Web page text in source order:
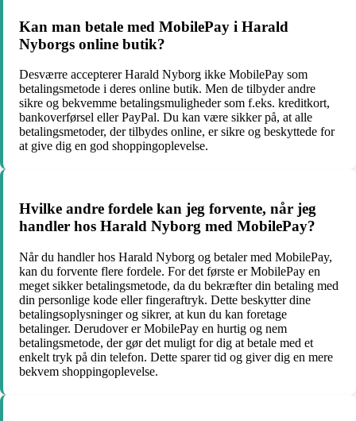
Kan man betale med MobilePay i Harald
Nyborgs online butik?
Desværre accepterer Harald Nyborg ikke MobilePay som
betalingsmetode i deres online butik. Men de tilbyder andre
sikre og bekvemme betalingsmuligheder som f.eks. kreditkort,
bankoverførsel eller PayPal. Du kan være sikker på, at alle
betalingsmetoder, der tilbydes online, er sikre og beskyttede for
at give dig en god shoppingoplevelse.
Hvilke andre fordele kan jeg forvente, når jeg
handler hos Harald Nyborg med MobilePay?
Når du handler hos Harald Nyborg og betaler med MobilePay,
kan du forvente flere fordele. For det første er MobilePay en
meget sikker betalingsmetode, da du bekræfter din betaling med
din personlige kode eller fingeraftryk. Dette beskytter dine
betalingsoplysninger og sikrer, at kun du kan foretage
betalinger. Derudover er MobilePay en hurtig og nem
betalingsmetode, der gør det muligt for dig at betale med et
enkelt tryk på din telefon. Dette sparer tid og giver dig en mere
bekvem shoppingoplevelse.